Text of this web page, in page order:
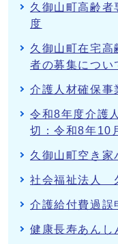
久御山町高齢者
度
久御山町在宅高
者の募集につい
介護人材確保事
令和8年度介護
切：令和8年10
久御山町空き家
社会福祉法人
介護給付費過誤
健康長寿あんし